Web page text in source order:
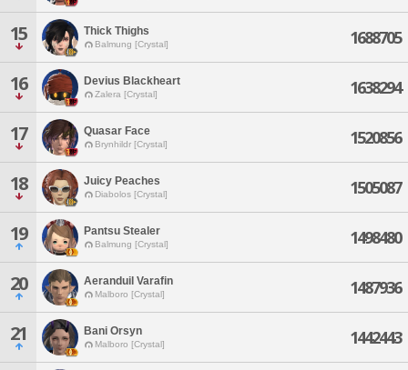
15 Thick Thighs
Balmung [Crystal] 1688705
16 Devius Blackheart
Zalera [Crystal] 1638294
17 Quasar Face
Brynhildr [Crystal] 1520856
18 Juicy Peaches
Diabolos [Crystal] 1505087
19 Pantsu Stealer
Balmung [Crystal] 1498480
20 Aeranduil Varafin
Malboro [Crystal] 1487936
21 Bani Orsyn
Malboro [Crystal] 1442443